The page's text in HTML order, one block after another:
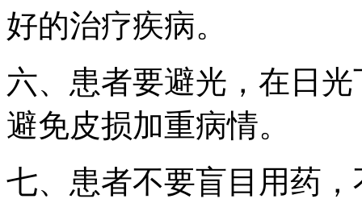
好的治疗疾病。
六、患者要避光，在日
避免皮损加重病情。
七、患者不要盲目用药